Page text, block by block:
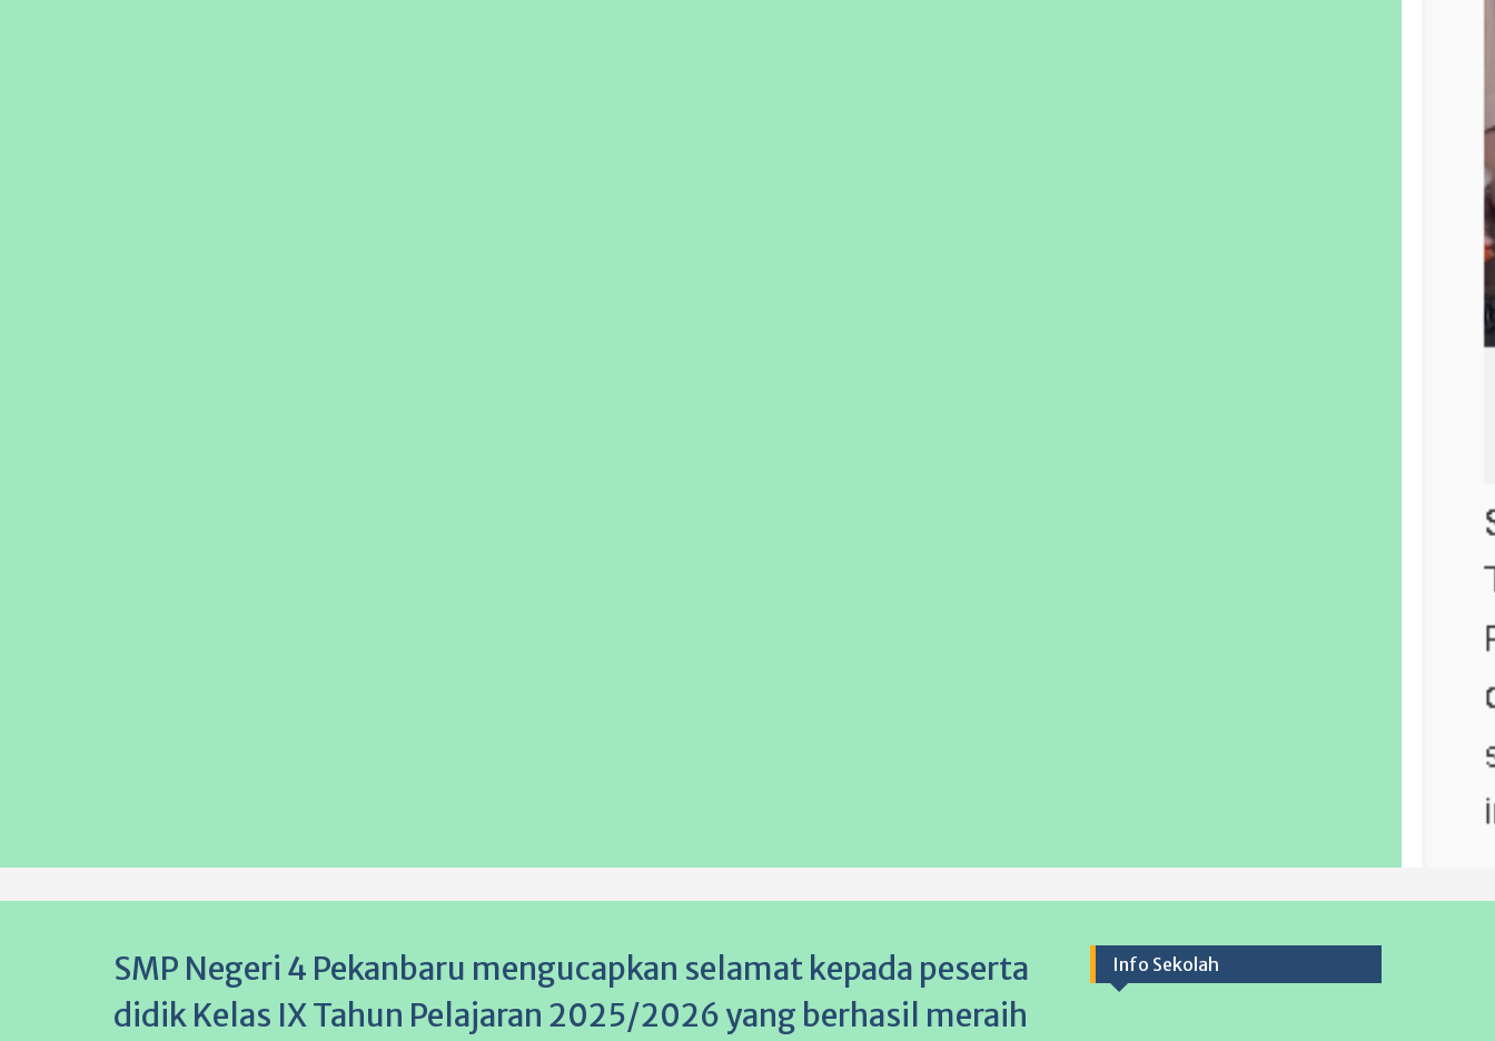
SMP Negeri 4 Pekanbaru mengucapkan selamat kepada peserta
didik Kelas IX Tahun Pelajaran 2025/2026 yang berhasil meraih
Info Sekolah